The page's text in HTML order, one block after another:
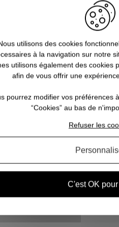
utilisons des cookies
à la navigation sur notre
utilisons également des cookies
afin de vous offrir une
pourrez modifier vos préférences
“Cookies” au bas de
C'est OK
Refuser les